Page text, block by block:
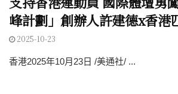
峰計劃」創辦人許建德x香港
2025-10-23
香港2025年10月23日 /美通社/ ...